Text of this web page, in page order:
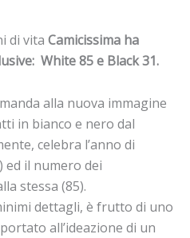
di vita Camicissima ha
White 85 e Black 31.
alla nuova immagine
in bianco e nero dal
celebra l’anno di
ed il numero dei
stessa (85).
dettagli, è frutto di uno
all’ideazione di un